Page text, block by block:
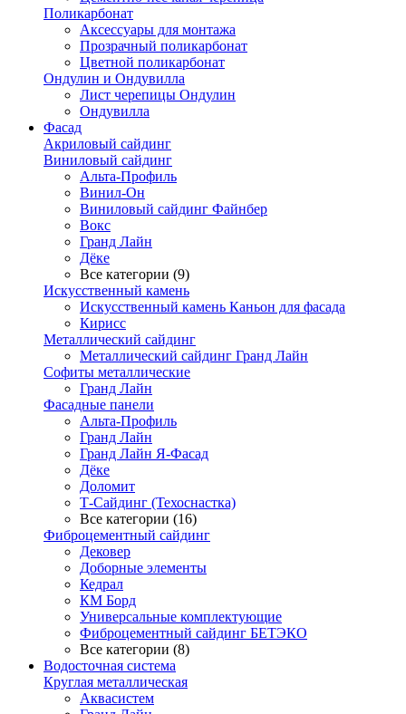
Поликарбонат
Аксессуары для монтажа
Прозрачный поликарбонат
Цветной поликарбонат
Ондулин и Ондувилла
Лист черепицы Ондулин
Ондувилла
Фасад
Акриловый сайдинг
Виниловый сайдинг
Альта-Профиль
Винил-Он
Виниловый сайдинг Файнбер
Вокс
Гранд Лайн
Дёке
Все категории (9)
Искусственный камень
Искусственный камень Каньон для фасада
Кирисс
Металлический сайдинг
Металлический сайдинг Гранд Лайн
Софиты металлические
Гранд Лайн
Фасадные панели
Альта-Профиль
Гранд Лайн
Гранд Лайн Я-Фасад
Дёке
Доломит
Т-Сайдинг (Техоснастка)
Все категории (16)
Фиброцементный сайдинг
Дековер
Доборные элементы
Кедрал
КМ Борд
Универсальные комплектующие
Фиброцементный сайдинг БЕТЭКО
Все категории (8)
Водосточная система
Круглая металлическая
Аквасистем